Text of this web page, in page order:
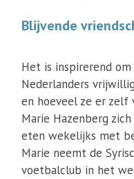
Blijvende
Het is inspirerend
Nederlanders
en hoeveel ze er zelf
Marie Hazenberg
eten wekelijks met
Marie neemt de
voetbalclub in het